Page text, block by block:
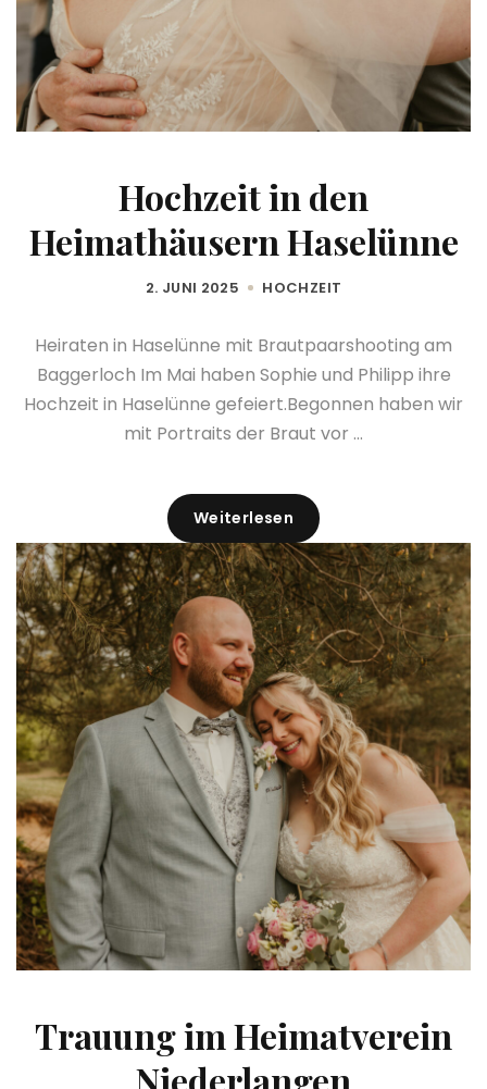
Hochzeit in den
Heimathäusern Haselünne
2. JUNI 2025 HOCHZEIT
Heiraten in Haselünne mit Brautpaarshooting am
Baggerloch Im Mai haben Sophie und Philipp ihre
Hochzeit in Haselünne gefeiert.Begonnen haben wir
mit Portraits der Braut vor ...
Weiterlesen
Trauung im Heimatverein